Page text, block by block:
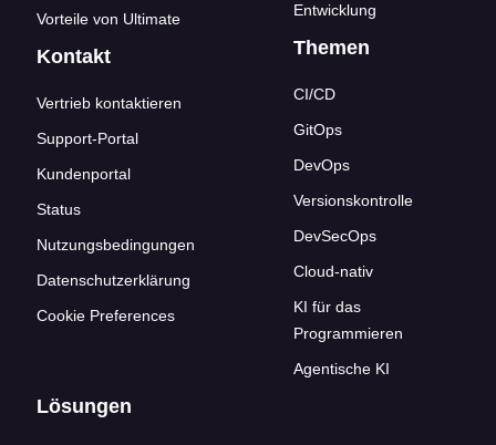
Vorteile von Ultimate
Kontakt
Vertrieb kontaktieren
Support-Portal
Kundenportal
Status
Nutzungsbedingungen
Datenschutzerklärung
Cookie Preferences
Entwicklung
Themen
CI/CD
GitOps
DevOps
Versionskontrolle
DevSecOps
Cloud-nativ
KI für das
Programmieren
Agentische KI
Lösungen